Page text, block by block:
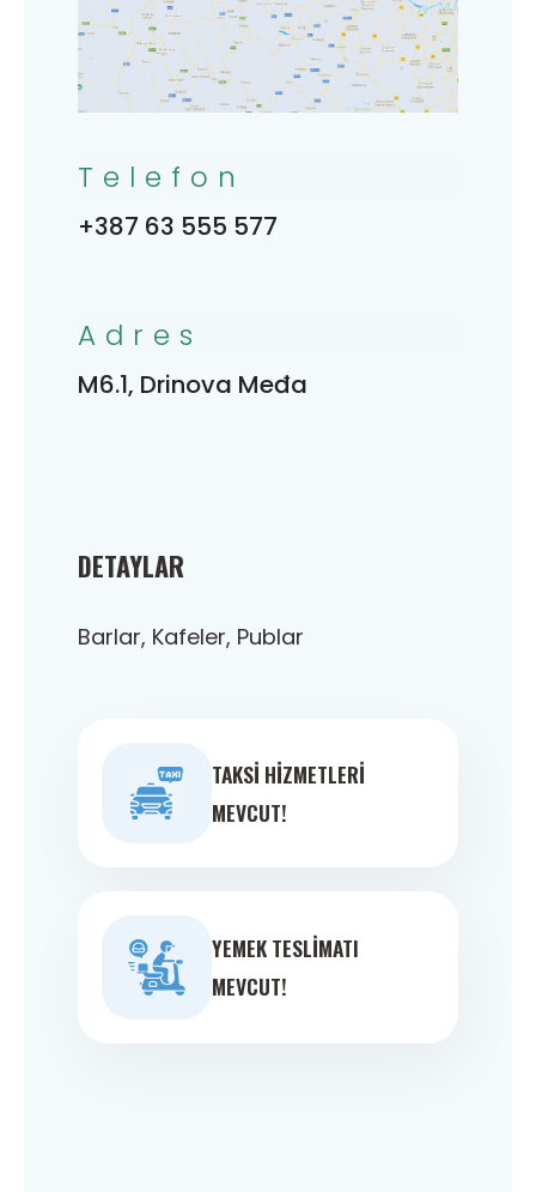
DETAYLAR
Barlar, Kafeler, Publar
TAKSI HIZMETLERI
MEVCUT!
YEMEK TESLIMATI
MEVCUT!
Telefon
+387 63 555 577
Adres
M6.1, Drinova Međa